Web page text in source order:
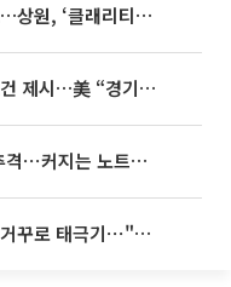
미국, 가상자산 포괄 규제 속도…상원, ‘클래리티법’ 9월 절차투표 추진
이란, 미국에 호르무즈 합의 조건 제시…美 “경기 아직 안 끝나” [종합]
맥북 품은 삼성에 ‘중국산’ 맹추격⋯커지는 노트북 OLED 시장
서경덕 교수, 김희철도 분노한 거꾸로 태극기⋯"엉터리는 아냐, 아쉬울 뿐"